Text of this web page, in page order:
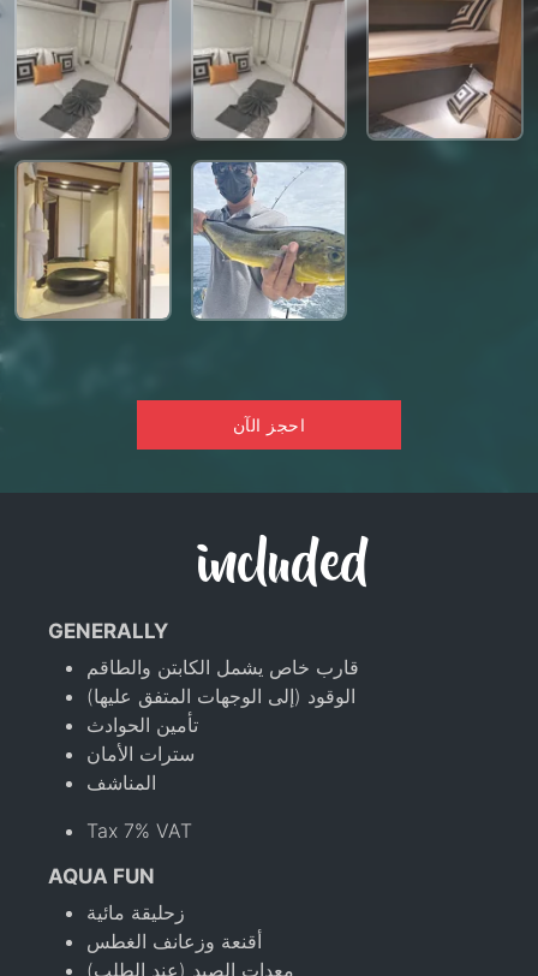
احجز الآن
included
GENERALLY
قارب خاص يشمل الكابتن والطاقم
الوقود (إلى الوجهات المتفق عليها)
تأمين الحوادث
سترات الأمان
المناشف
Tax 7% VAT
AQUA FUN
زحليقة مائية
أقنعة وزعانف الغطس
معدات الصيد (عند الطلب)